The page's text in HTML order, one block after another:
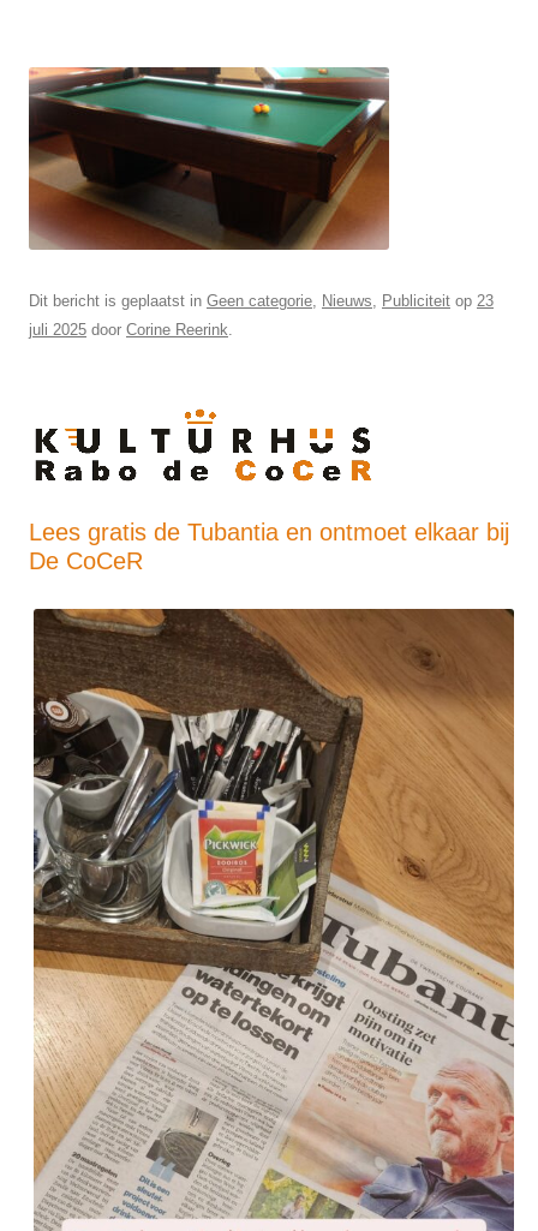
Dit bericht is geplaatst in Geen categorie Nieuws Publiciteit op 23
juli 2025 door Corine Reerink
Lees gratis de Tubantia en ontmoet elkaar bij
De CoCeR